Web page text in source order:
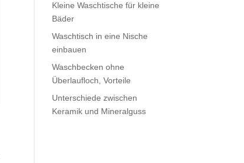
Kleine Waschtische für kleine
Bäder
Waschtisch in eine Nische
einbauen
Waschbecken ohne
Überlaufloch, Vorteile
Unterschiede zwischen
Keramik und Mineralguss